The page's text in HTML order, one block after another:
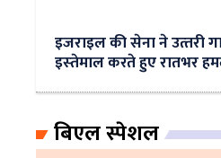
इजराइल की सेना ने उत्‍तरी
इस्‍तेमाल करते हुए रातभर
बिएल स्पेशल